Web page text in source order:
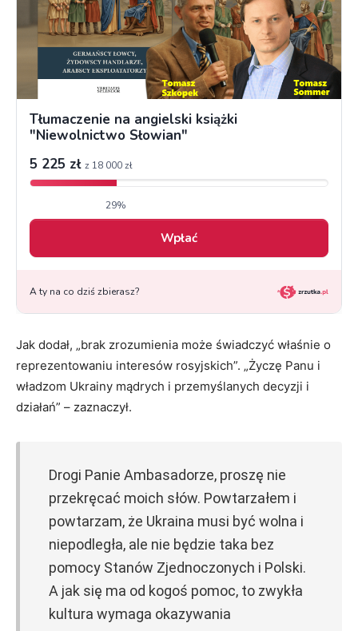
Jak dodał, „brak zrozumienia może świadczyć właśnie o
reprezentowaniu interesów rosyjskich”. „Życzę Panu i
władzom Ukrainy mądrych i przemyślanych decyzji i
działań” – zaznaczył.
Drogi Panie Ambasadorze, proszę nie
przekręcać moich słów. Powtarzałem i
powtarzam, że Ukraina musi być wolna i
niepodległa, ale nie będzie taka bez
pomocy Stanów Zjednoczonych i Polski.
A jak się ma od kogoś pomoc, to zwykła
kultura wymaga okazywania